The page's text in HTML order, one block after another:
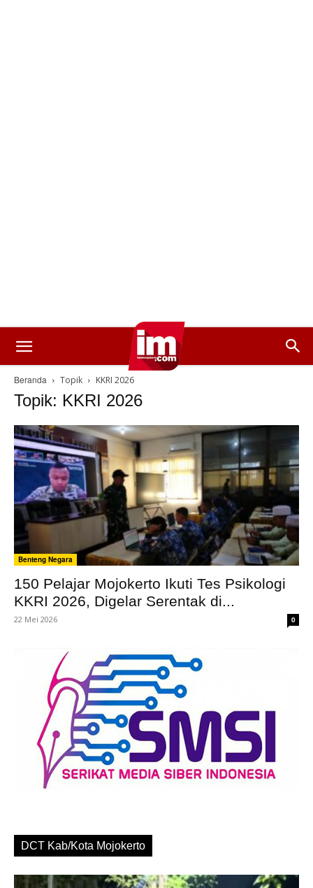
Beranda Topik KKRI 2026
Topik: KKRI 2026
Benteng Negara
150 Pelajar Mojokerto Ikuti Tes Psikologi
KKRI 2026, Digelar Serentak di...
22 Mei 2026 0
DCT Kab/Kota Mojokerto